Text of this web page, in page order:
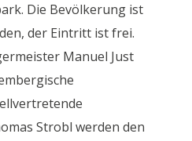
Die Bevölkerung ist
der Eintritt ist frei.
Manuel Just
Strobl werden den